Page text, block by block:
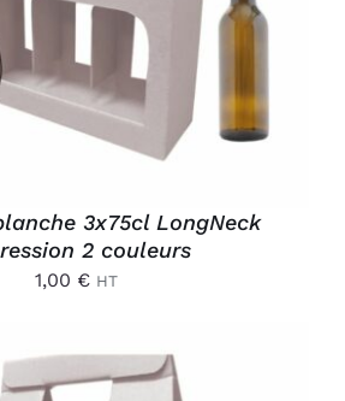
3x75cl LongNeck
2 couleurs
1,00 € HT